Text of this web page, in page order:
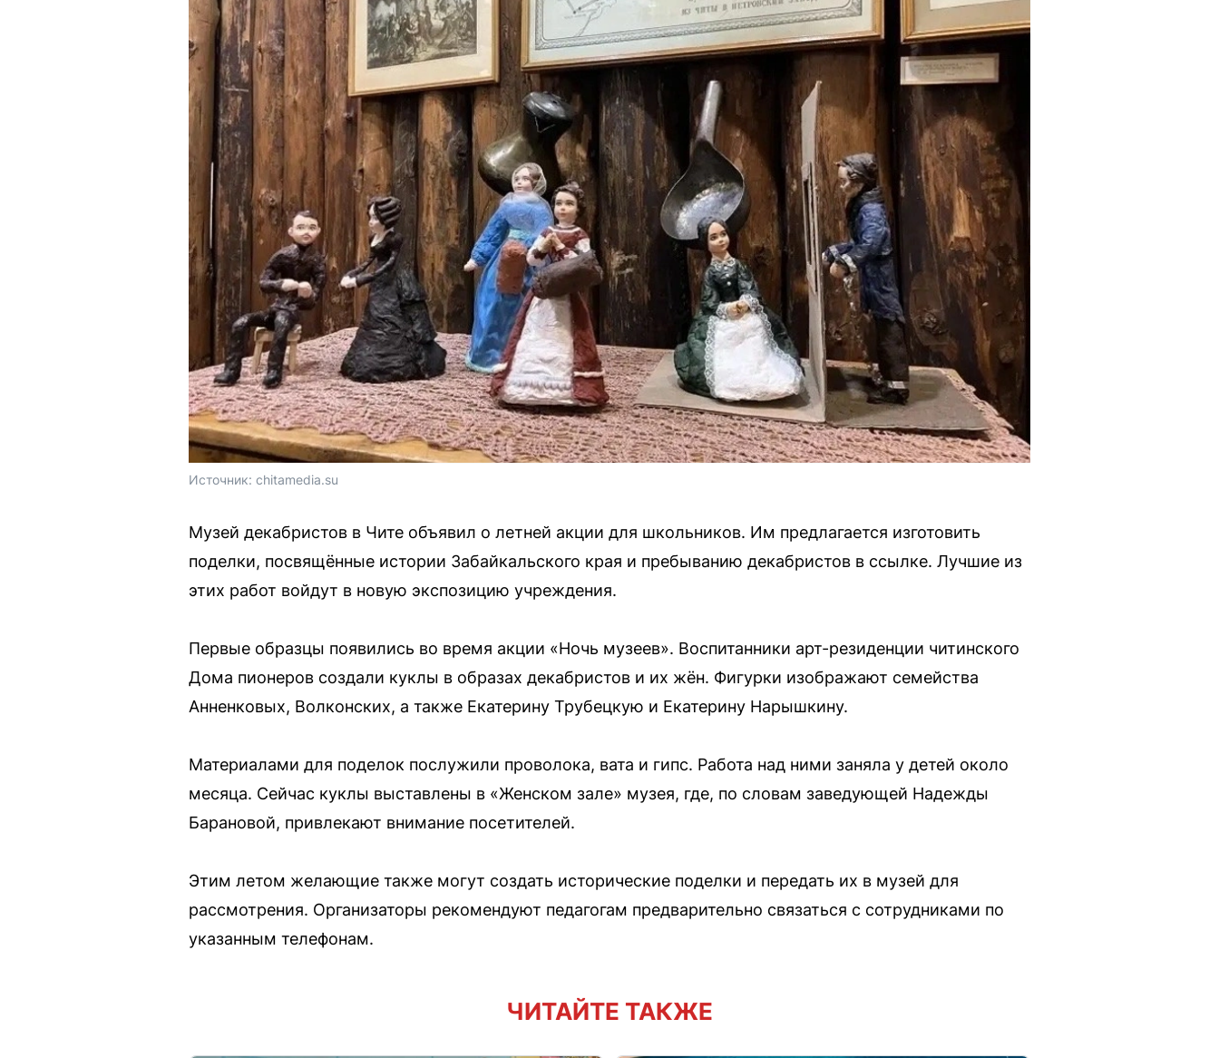
Источник: chitamedia.su
Музей декабристов в Чите объявил о летней акции для школьников. Им предлагается изготовить
поделки, посвящённые истории Забайкальского края и пребыванию декабристов в ссылке. Лучшие из
этих работ войдут в новую экспозицию учреждения.
Первые образцы появились во время акции «Ночь музеев». Воспитанники арт-резиденции читинского
Дома пионеров создали куклы в образах декабристов и их жён. Фигурки изображают семейства
Анненковых, Волконских, а также Екатерину Трубецкую и Екатерину Нарышкину.
Материалами для поделок послужили проволока, вата и гипс. Работа над ними заняла у детей около
месяца. Сейчас куклы выставлены в «Женском зале» музея, где, по словам заведующей Надежды
Барановой, привлекают внимание посетителей.
Этим летом желающие также могут создать исторические поделки и передать их в музей для
рассмотрения. Организаторы рекомендуют педагогам предварительно связаться с сотрудниками по
указанным телефонам.
ЧИТАЙТЕ ТАКЖЕ